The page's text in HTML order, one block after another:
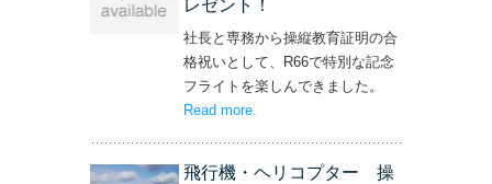
レゼント！
社長と専務から操縦教育証明の合
格祝いとして、R66で特別な記念
フライトを楽しんできました。
Read more
飛行機・ヘリコプター 操